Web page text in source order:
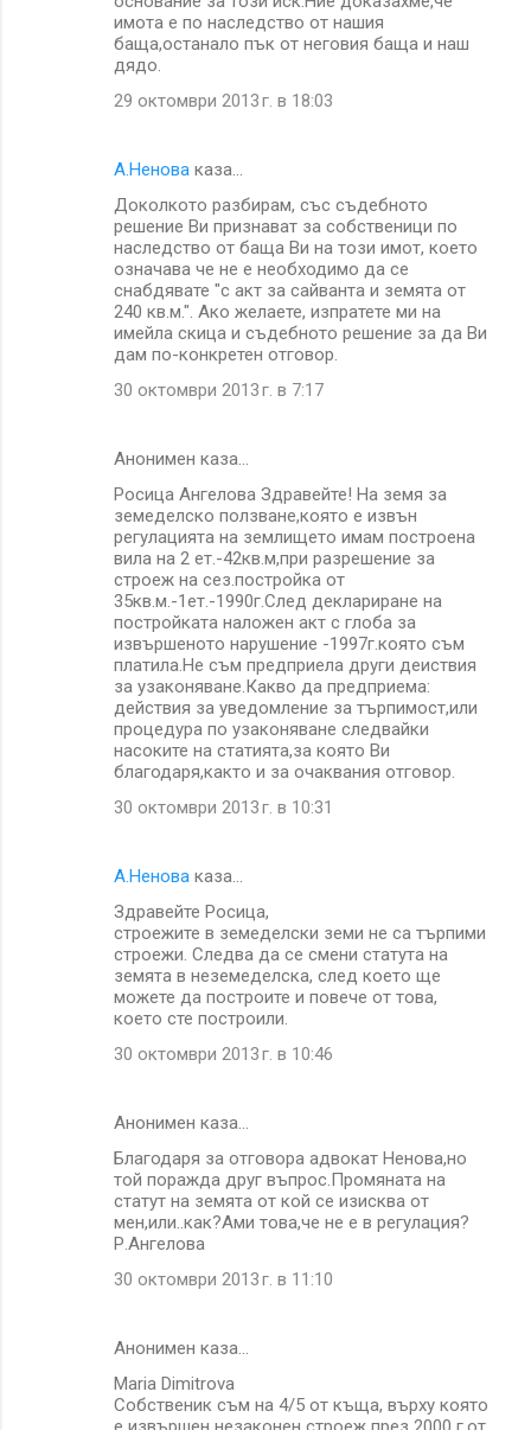
имота е по наследство от нашия
баща,останало пък от неговия баща и наш
дядо.
29 октомври 2013 г. в 18:03
А.Ненова каза…
Доколкото разбирам, със съдебното
решение Ви признават за собственици по
наследство от баща Ви на този имот, което
означава че не е необходимо да се
снабдявате "с акт за сайванта и земята от
240 кв.м.". Ако желаете, изпратете ми на
имейла скица и съдебното решение за да Ви
дам по-конкретен отговор.
30 октомври 2013 г. в 7:17
Анонимен каза…
Росица Ангелова Здравейте! На земя за
земеделско ползване,която е извън
регулацията на землището имам построена
вила на 2 ет.-42кв.м,при разрешение за
строеж на сез.постройка от
35кв.м.-1ет.-1990г.След деклариране на
постройката наложен акт с глоба за
извършеното нарушение -1997г.която съм
платила.Не съм предприела други деиствия
за узаконяване.Какво да предприема:
действия за уведомление за търпимост,или
процедура по узаконяване следвайки
насоките на статията,за която Ви
благодаря,както и за очаквания отговор.
30 октомври 2013 г. в 10:31
А.Ненова каза…
Здравейте Росица,
строежите в земеделски земи не са търпими
строежи. Следва да се смени статута на
земята в неземеделска, след което ще
можете да построите и повече от това,
което сте построили.
30 октомври 2013 г. в 10:46
Анонимен каза…
Благодаря за отговора адвокат Ненова,но
той поражда друг въпрос.Промяната на
статут на земята от кой се изисква от
мен,или..как?Ами това,че не е в регулация?
Р.Ангелова
30 октомври 2013 г. в 11:10
Анонимен каза…
Maria Dimitrova
Собственик съм на 4/5 от къща, върху която